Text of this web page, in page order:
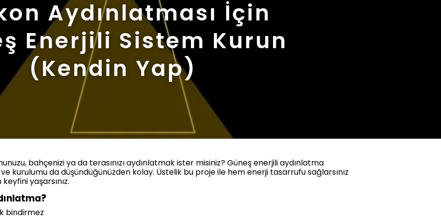
Aydınlatması İçin
Enerjili Sistem Kurun
(Kendin Yap)
bahçenizi ya da terasınızı aydınlatmak ister misiniz? Güneş enerjili aydınlatma
kurulumu da düşündüğünüzden kolay. Üstelik bu proje ile hem enerji tasarrufu sağlarsınız
yaşarsınız.
bindirmez